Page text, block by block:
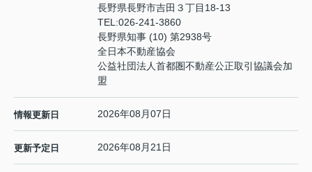
長野県長野市吉田３丁目18-13
TEL:026-241-3860
長野県知事 (10) 第2938号
全日本不動産協会
公益社団法人首都圏不動産公正取引協議会加
盟
情報更新日 2026年08月07日
更新予定日 2026年08月21日